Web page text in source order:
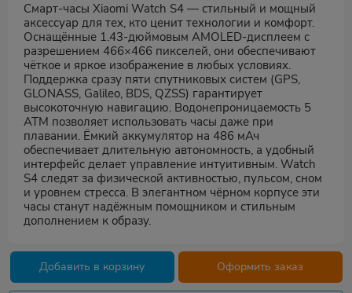
Смарт-часы Xiaomi Watch S4 — стильный и мощный
аксессуар для тех, кто ценит технологии и комфорт.
Оснащённые 1.43-дюймовым AMOLED-дисплеем с
разрешением 466×466 пикселей, они обеспечивают
чёткое и яркое изображение в любых условиях.
Поддержка сразу пяти спутниковых систем (GPS,
GLONASS, Galileo, BDS, QZSS) гарантирует
высокоточную навигацию. Водонепроницаемость 5
ATM позволяет использовать часы даже при
плавании. Ёмкий аккумулятор на 486 мАч
обеспечивает длительную автономность, а удобный
интерфейс делает управление интуитивным. Watch
S4 следят за физической активностью, пульсом, сном
и уровнем стресса. В элегантном чёрном корпусе эти
часы станут надёжным помощником и стильным
дополнением к образу.
Добавить в корзину Оформить заказ